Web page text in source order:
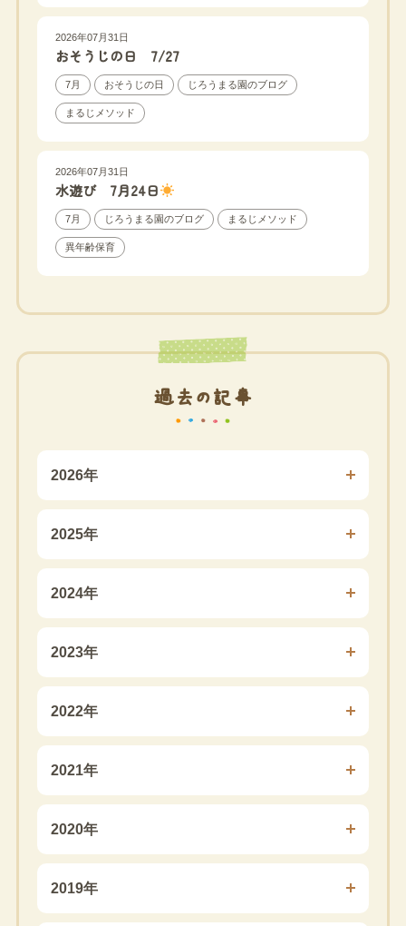
2026年07月31日
おそうじの日 7/27
7月 おそうじの日 じろうまる園のブログ
まるじメソッド
2026年07月31日
水遊び 7月24日
7月 じろうまる園のブログ まるじメソッド
異年齢保育
過去の記事
2026年
2025年
2024年
2023年
2022年
2021年
2020年
2019年